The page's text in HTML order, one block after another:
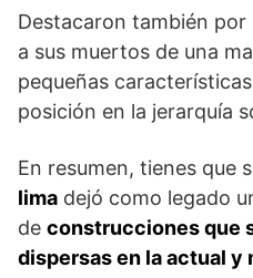
Destacaron también
a sus muertos de una
pequeñas
posición en la jerarquía
En resumen, tienes que
lima dejó como legado
de construcciones que
dispersas en la actual y